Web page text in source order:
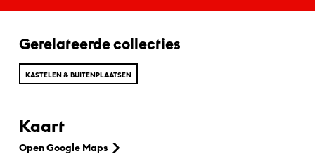
Gerelateerde collecties
KASTELEN & BUITENPLAATSEN
Kaart
Open Google Maps